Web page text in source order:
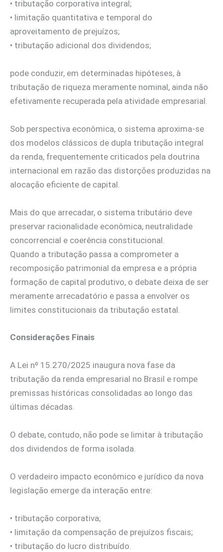
• tributação corporativa integral;
• limitação quantitativa e temporal do
aproveitamento de prejuízos;
• tributação adicional dos dividendos;
pode conduzir, em determinadas hipóteses, à
tributação de riqueza meramente nominal, ainda não
efetivamente recuperada pela atividade empresarial.
Sob perspectiva econômica, o sistema aproxima-se
dos modelos clássicos de dupla tributação integral
da renda, frequentemente criticados pela doutrina
internacional em razão das distorções produzidas na
alocação eficiente de capital.
Mais do que arrecadar, o sistema tributário deve
preservar racionalidade econômica, neutralidade
concorrencial e coerência constitucional.
Quando a tributação passa a comprometer a
recomposição patrimonial da empresa e a própria
formação de capital produtivo, o debate deixa de ser
meramente arrecadatório e passa a envolver os
limites constitucionais da tributação estatal.
Considerações Finais
A Lei nº 15.270/2025 inaugura nova fase da
tributação da renda empresarial no Brasil e rompe
premissas históricas consolidadas ao longo das
últimas décadas.
O debate, contudo, não pode se limitar à tributação
dos dividendos de forma isolada.
O verdadeiro impacto econômico e jurídico da nova
legislação emerge da interação entre:
• tributação corporativa;
• limitação da compensação de prejuízos fiscais;
• tributação do lucro distribuído.